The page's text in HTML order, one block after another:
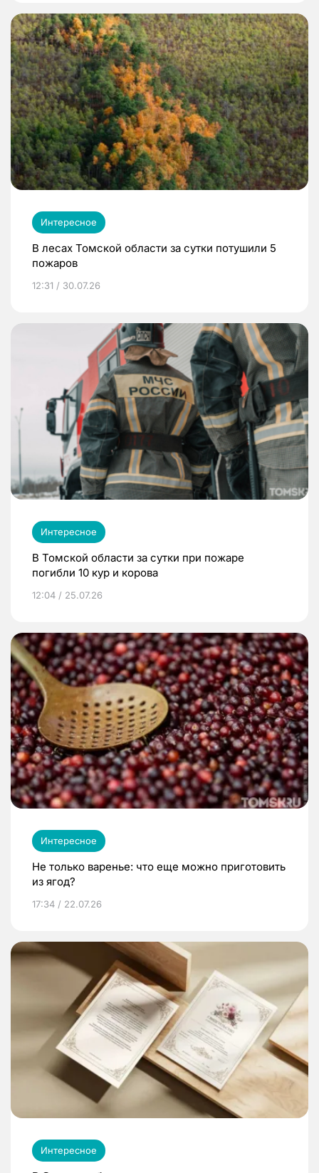
Интересное
В лесах Томской области за сутки потушили 5
пожаров
12:31 / 30.07.26
Интересное
В Томской области за сутки при пожаре
погибли 10 кур и корова
12:04 / 25.07.26
Интересное
Не только варенье: что еще можно приготовить
из ягод?
17:34 / 22.07.26
Интересное